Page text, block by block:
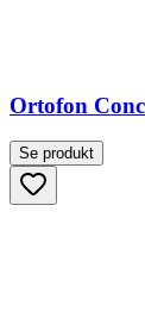
Ortofon
Se produkt